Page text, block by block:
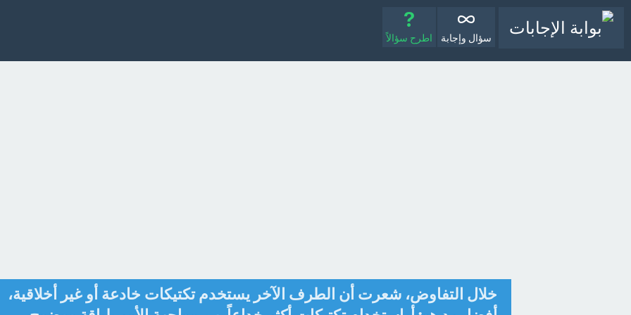
سؤال وإجابة اطرح سؤالاً
خلال التفاوض، شعرت أن الطرف الآخر يستخدم تكتيكات خادعة أو غير أخلاقية،